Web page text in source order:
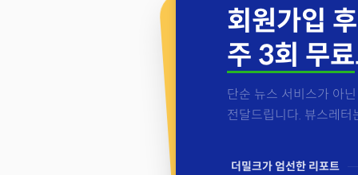
회원가입
주 3회 무료
단순 뉴스 서비스가 아
전달드립니다. 뷰스레터
더밀크가 엄선한 리포트